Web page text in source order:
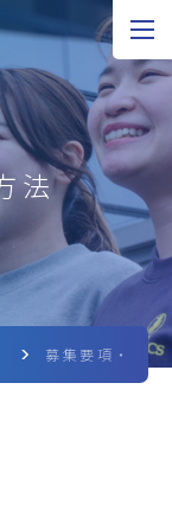
法
募集要項・選考